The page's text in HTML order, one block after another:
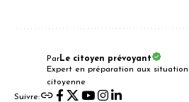
ParLe citoyen prévoyant
Expert en préparation aux
citoyenne
Suivre: